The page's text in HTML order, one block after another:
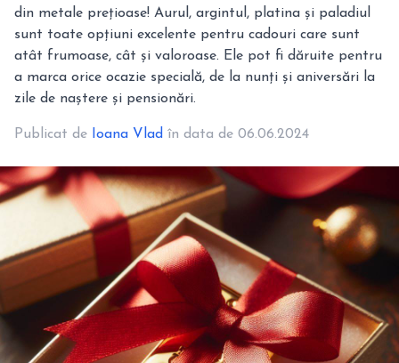
din metale prețioase! Aurul, argintul, platina și paladiul
sunt toate opțiuni excelente pentru cadouri care sunt
atât frumoase, cât și valoroase. Ele pot fi dăruite pentru
a marca orice ocazie specială, de la nunți și aniversări la
zile de naștere și pensionări.
Publicat de Ioana Vlad în data de 06.06.2024